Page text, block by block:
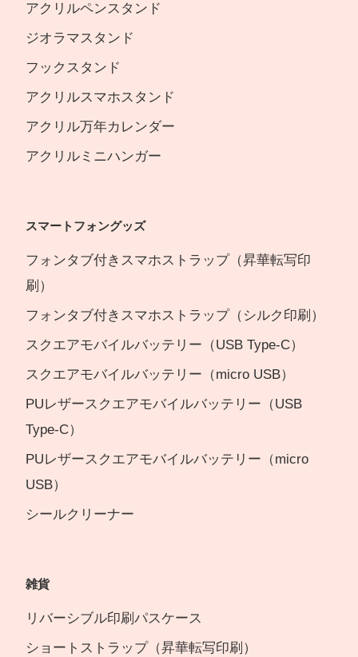
アクリルペンスタンド
ジオラマスタンド
フックスタンド
アクリルスマホスタンド
アクリル万年カレンダー
アクリルミニハンガー
スマートフォングッズ
フォンタブ付きスマホストラップ（昇華転写印
刷）
フォンタブ付きスマホストラップ（シルク印刷）
スクエアモバイルバッテリー（USB Type-C）
スクエアモバイルバッテリー（micro USB）
PUレザースクエアモバイルバッテリー（USB
Type-C）
PUレザースクエアモバイルバッテリー（micro
USB）
シールクリーナー
雑貨
リバーシブル印刷パスケース
ショートストラップ（昇華転写印刷）